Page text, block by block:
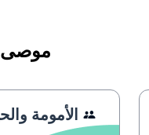
موصى
الأمومة